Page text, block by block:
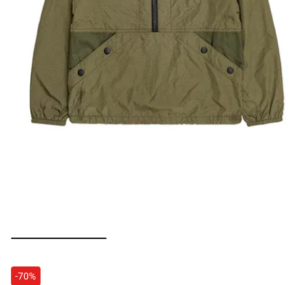
-70%